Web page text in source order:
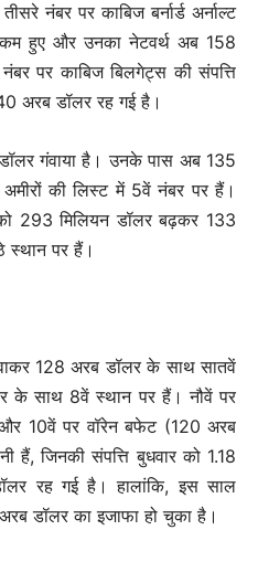
नंबर पर काबिज बर्नार्ड अर्नाल्ट
हुए और उनका नेटवर्थ अब 158
पर काबिज बिलगेट्स की संपत्ति
अरब डॉलर रह गई है।
गंवाया है। उनके पास अब 135
की लिस्ट में 5वें नंबर पर हैं।
को 293 मिलियन डॉलर बढ़कर 133
स्थान पर हैं।
128 अरब डॉलर के साथ सातवें
के साथ 8वें स्थान पर हैं। नौवें पर
और 10वें पर वॉरेन बफेट (120 अरब
हैं, जिनकी संपत्ति बुधवार को 1.18
रह गई है। हालांकि, इस साल
डॉलर का इजाफा हो चुका है।